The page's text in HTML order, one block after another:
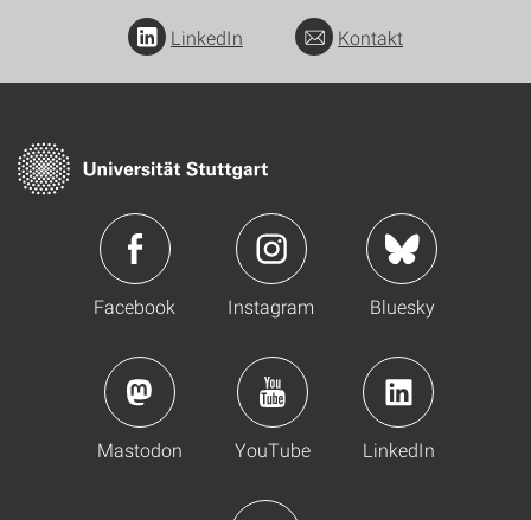
LinkedIn Kontakt
Facebook Instagram Bluesky
Mastodon YouTube LinkedIn